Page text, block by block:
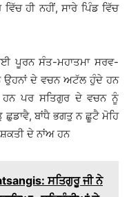
ਹੀ ਨਹੀਂ, ਸਾਰੇ ਪਿੰਡ ਵਿੱਚ
ਪੂਰਨ ਸੰਤ-ਮਹਾਤਮਾ ਸਰਵ-
ਦੇ ਵਚਨ ਅਟੱਲ ਹੁੰਦੇ ਹਨ
ਹਨ ਪਰ ਸਤਿਗੁਰ ਦੇ ਵਚਨ ਨੂੰ
ਛੁਡਾਵੈ, ਬਾਂਧੈ ਭਗਤੁ ਨ ਛੂਟੈ ਮੋਹਿ
ਦੇ ਨਾਂਅ ਹਨ
ਸਤਿਗੁਰੂ ਜੀ ਨੇ